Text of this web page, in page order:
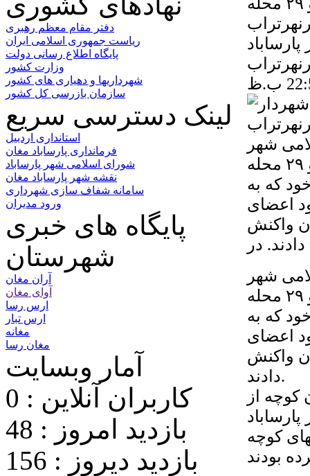
شهر
پارساباد؛ در روزهای اخیر کودکان کوچه ۲۸ و ۲۹ محله
که به
اعضای
واکنش
شهر
پارساباد؛ در روزهای اخیر کودکان کوچه ۲۸ و ۲۹ محله
که به
اعضای
واکنش
دادند.
کوچه از
کوچه
دفتر مقام معظم رهبری
ریاست جمهوری اسلامی ایران
پایگاه اطلاع رسانی دولت
وزارت کشور
شهرداریها و دهیاری های کشور
سازمان بازرسی کل کشور
لینک دسترسی سریع
استانداری اردبیل
فرمانداری پارساباد مغان
شورای اسلامی شهر پارساباد
نقشه شهر پارساباد مغان
سامانه شفاف سازی شهرداری
ورود مدیران
پایگاه های خبری
شهرستان
آران مغان
آوای مغان
ارس رسا
ارس تبار
مغانه
مغان رسا
آمار وبسایت
کاربران آنلاین : 0
بازدید امروز : 48
بازدید دیروز : 156